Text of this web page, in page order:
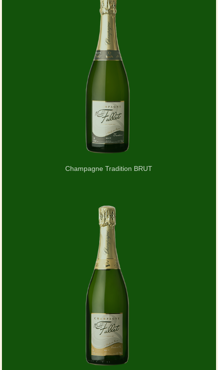
Champagne Tradition BRUT